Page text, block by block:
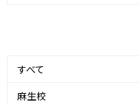
すべて
麻生校